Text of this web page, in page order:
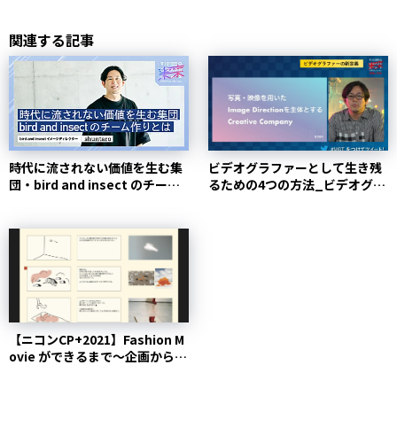
関連する記事
時代に流されない価値を生む集
団・bird and insect のチーム
ビデオグラファーとして生き残
るための4つの方法_ビデオグラ
【ニコンCP+2021】Fashion M
ovie ができるまで〜企画から編